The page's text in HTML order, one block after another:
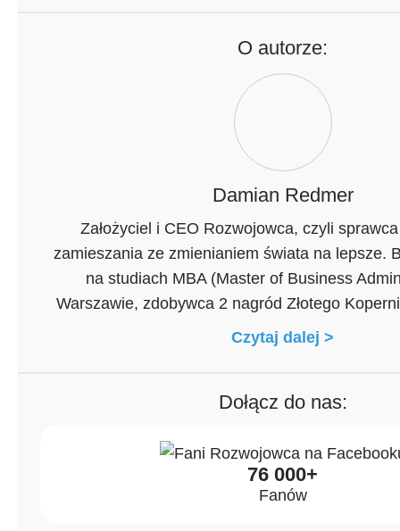
O autorze:
Damian Redmer
Założyciel i CEO Rozwojowca, czyli
zamieszania ze zmienianiem świata na lepsze.
na studiach MBA (Master of Business
Warszawie, zdobywca 2 nagród Złotego
Czytaj dalej >
Dołącz do nas:
76 000+
Fanów